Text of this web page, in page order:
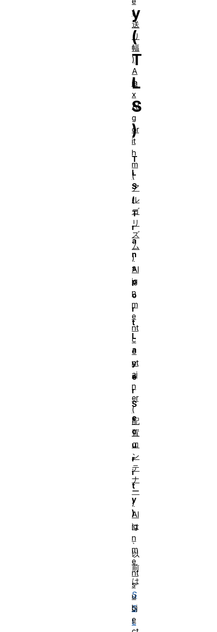
y
(
T
L
S
)
T
L
S
(
T
r
a
n
s
p
o
r
t
L
a
y
e
r
S
e
c
u
r
i
t
y
)
は
、
以
前
は
S
S
L
(
送
り
幅
)
A
ja
x
Al
g
or
it
h
m
(
ア
ル
ゴ
リ
ズ
ム
)
Al
ig
n
m
e
nt
c
o
nt
ai
n
er
(
配
置
コ
ン
テ
ナ
ー
)
Al
ig
n
m
e
nt
s
u
bj
e